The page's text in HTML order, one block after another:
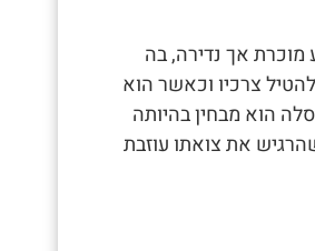
מוכרת אך נדירה, בה
צרכיו וכאשר הוא
הוא מבחין בהיותה
את צואתו עוזבת